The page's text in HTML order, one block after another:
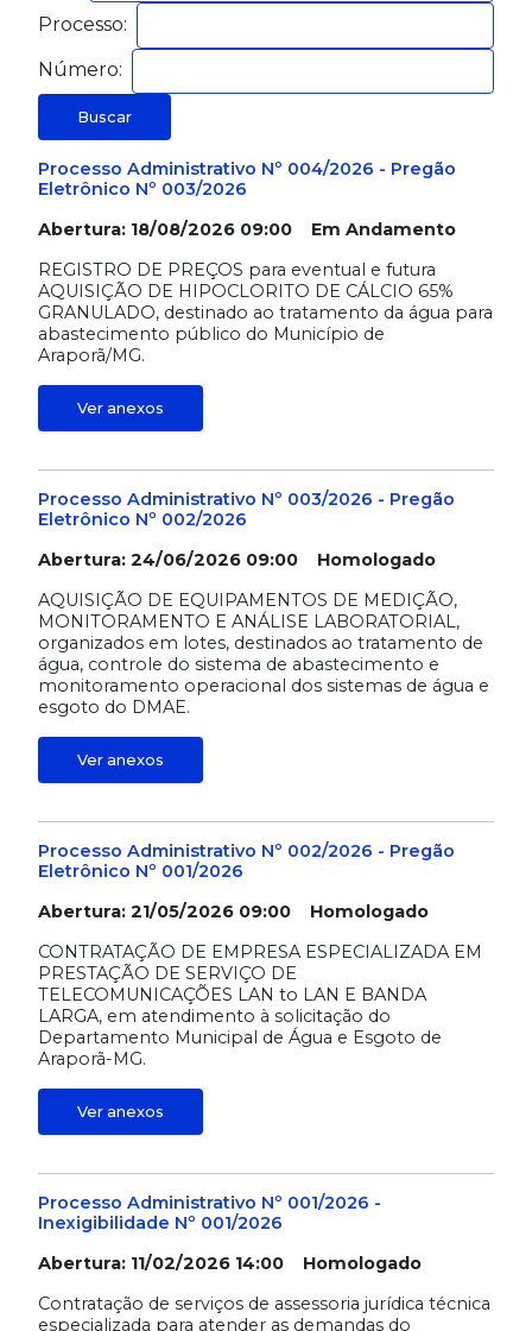
Processo:
Número:
Buscar
Processo Administrativo Nº 004/2026 - Pregão
Eletrônico Nº 003/2026
Abertura: 18/08/2026 09:00 Em Andamento
REGISTRO DE PREÇOS para eventual e futura
AQUISIÇÃO DE HIPOCLORITO DE CÁLCIO 65%
GRANULADO, destinado ao tratamento da água para
abastecimento público do Município de
Araporã/MG.
Ver anexos
Processo Administrativo Nº 003/2026 - Pregão
Eletrônico Nº 002/2026
Abertura: 24/06/2026 09:00 Homologado
AQUISIÇÃO DE EQUIPAMENTOS DE MEDIÇÃO,
MONITORAMENTO E ANÁLISE LABORATORIAL,
organizados em lotes, destinados ao tratamento de
água, controle do sistema de abastecimento e
monitoramento operacional dos sistemas de água e
esgoto do DMAE.
Ver anexos
Processo Administrativo Nº 002/2026 - Pregão
Eletrônico Nº 001/2026
Abertura: 21/05/2026 09:00 Homologado
CONTRATAÇÃO DE EMPRESA ESPECIALIZADA EM
PRESTAÇÃO DE SERVIÇO DE
TELECOMUNICAÇÕES LAN to LAN E BANDA
LARGA, em atendimento à solicitação do
Departamento Municipal de Água e Esgoto de
Araporã-MG.
Ver anexos
Processo Administrativo Nº 001/2026 -
Inexigibilidade Nº 001/2026
Abertura: 11/02/2026 14:00 Homologado
Contratação de serviços de assessoria jurídica técnica
especializada para atender as demandas do